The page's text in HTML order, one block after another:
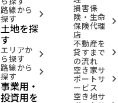
路線から
探す arrow_forward_ios
土地を探
す
エリアか
ら探す arrow_forward_ios
路線から
探す arrow_forward_ios
事業用・
投資用を
損害保
険・生命
保険代理
店
arrow_forward_ios
不動産を
貸すまで
の流れ
arrow_forward_ios
空き家サ
ポートサ
ービス
arrow_forward_ios
空き地サ